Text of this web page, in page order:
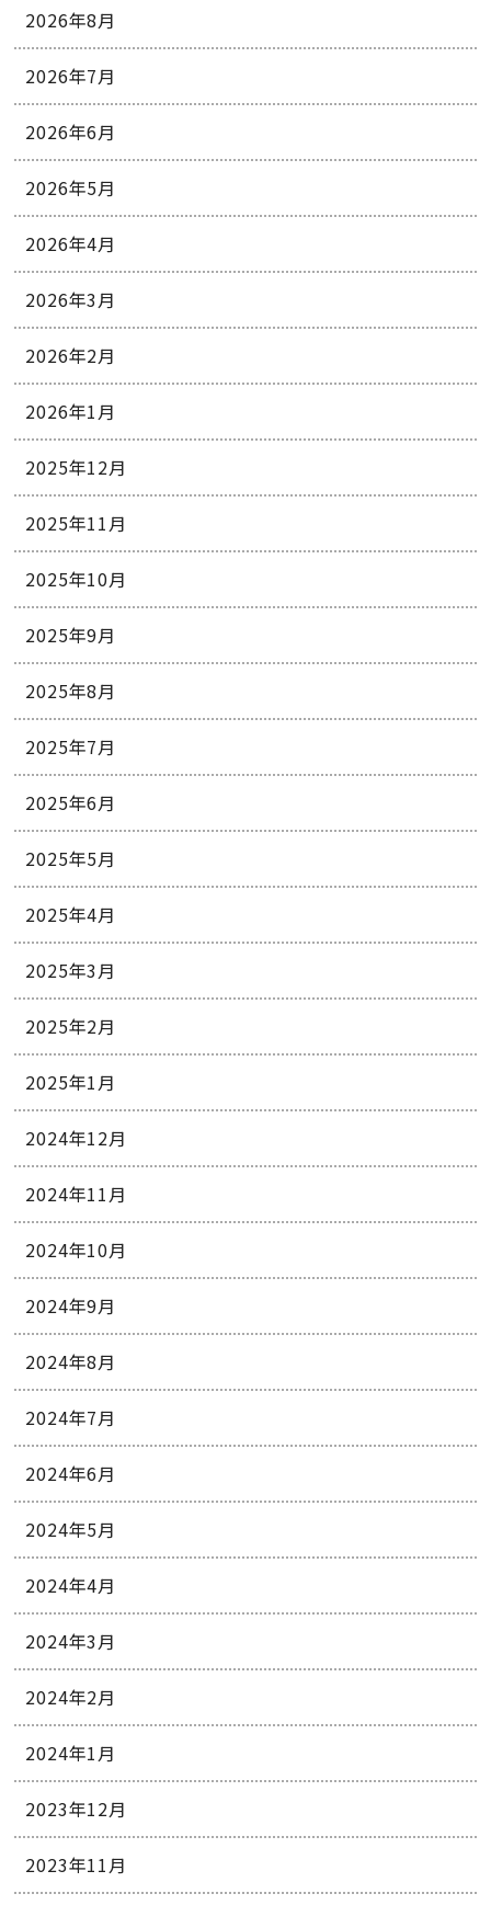
2026年8月
2026年7月
2026年6月
2026年5月
2026年4月
2026年3月
2026年2月
2026年1月
2025年12月
2025年11月
2025年10月
2025年9月
2025年8月
2025年7月
2025年6月
2025年5月
2025年4月
2025年3月
2025年2月
2025年1月
2024年12月
2024年11月
2024年10月
2024年9月
2024年8月
2024年7月
2024年6月
2024年5月
2024年4月
2024年3月
2024年2月
2024年1月
2023年12月
2023年11月